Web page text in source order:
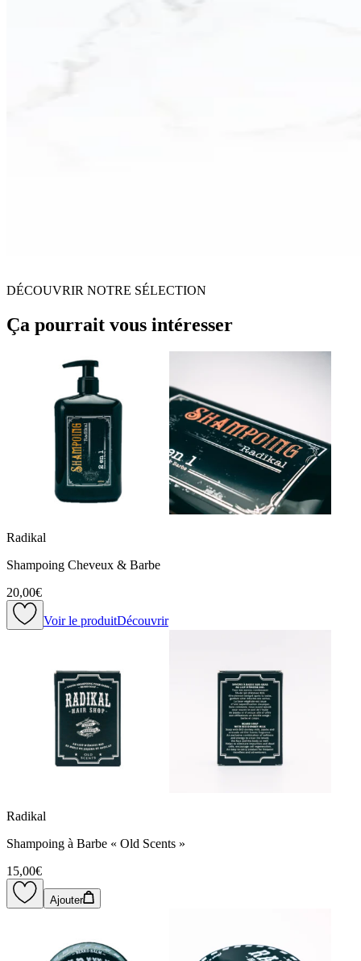
DÉCOUVRIR NOTRE SÉLECTION
Ça pourrait vous intéresser
Radikal
Shampoing Cheveux & Barbe
20,00€
Voir le produitDécouvrir
Radikal
Shampoing à Barbe « Old Scents »
15,00€
Ajouter